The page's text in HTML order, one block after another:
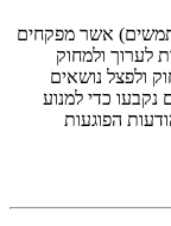
אשר מפקחים
לערוך ולמחוק
ולפצל נושאים
נקבעו כדי למנוע
הפוגעות